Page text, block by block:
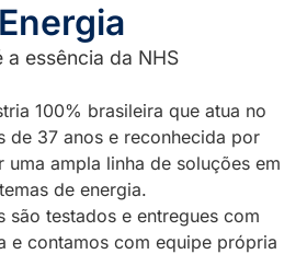
Energia
a essência da NHS
100% brasileira que atua no
de 37 anos e reconhecida por
ampla linha de soluções em
de energia.
são testados e entregues com
e contamos com equipe própria